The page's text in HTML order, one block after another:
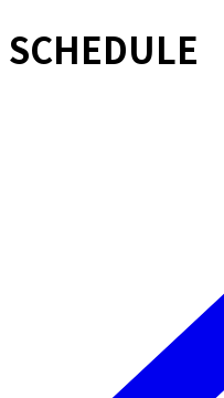
SCHEDULE